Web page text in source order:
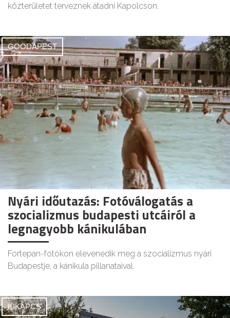
közterületet terveznek átadni Kapolcson.
GOODAPEST
Nyári időutazás: Fotóválogatás a
szocializmus budapesti utcáiról a
legnagyobb kánikulában
Fortepan-fotókon elevenedik meg a szocializmus nyári
Budapestje, a kánikula pillanataival.
KIKAPCS